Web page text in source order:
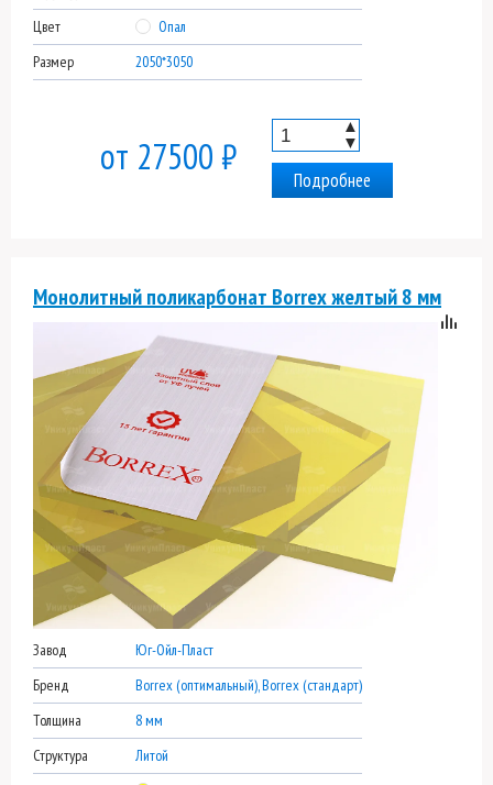
Цвет
Опал
Размер
2050*3050
от 27500 ₽
▲
▼
Подробнее
Монолитный поликарбонат Borrex желтый 8 мм
Завод
Юг-Ойл-Пласт
Бренд
Borrex (оптимальный), Borrex (стандарт)
Толщина
8 мм
Структура
Литой